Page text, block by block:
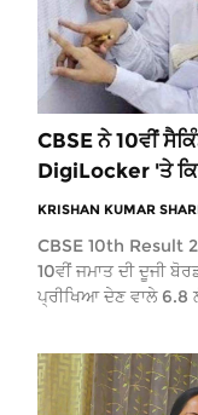
CBSE ਨੇ 10ਵੀਂ
DigiLocker 'ਤੇ
KRISHAN KUMAR
CBSE 10th Result
10ਵੀਂ ਜਮਾਤ ਦੀ ਦੂਜੀ
ਪ੍ਰੀਖਿਆ ਦੇਣ ਵਾਲੇ 6.8